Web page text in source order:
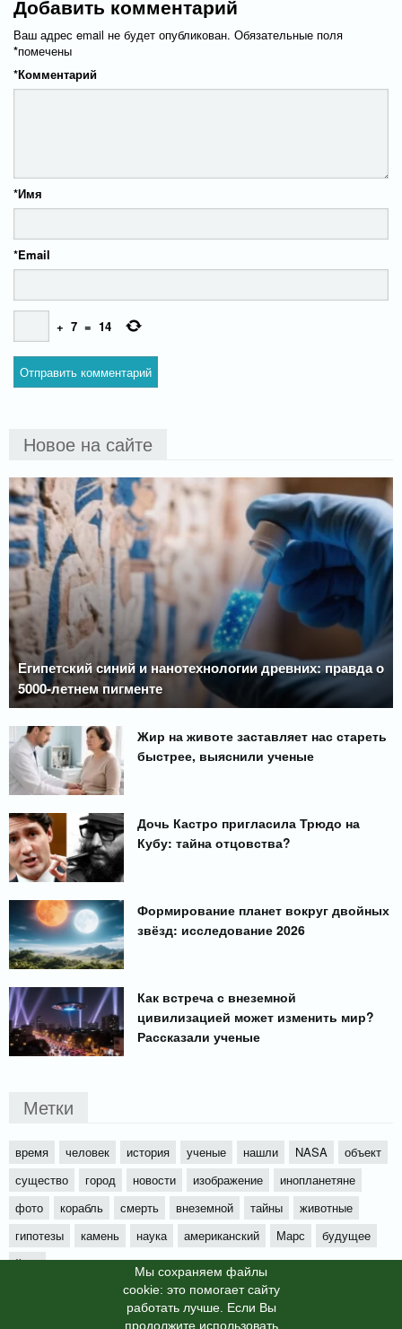
Мы cохраняем файлы
cookie: это помогает сайту
работать лучше. Если Вы
продолжите использовать
Добавить комментарий
Ваш адрес email не будет опубликован. Обязательные поля
помечены
*
Комментарий
*
Имя
*
Email
*
+ 7 = 14
Новое на сайте
Египетский синий и нанотехнологии древних: правда о
5000-летнем пигменте
Жир на животе заставляет нас стареть
быстрее, выяснили ученые
Дочь Кастро пригласила Трюдо на
Кубу: тайна отцовства?
Формирование планет вокруг двойных
звёзд: исследование 2026
Как встреча с внеземной
цивилизацией может изменить мир?
Рассказали ученые
Метки
время человек история ученые нашли NASA
объект
существо
город новости изображение
инопланетяне
фото
корабль смерть внеземной тайны
животные
гипотезы
камень наука американский Марс
будущее
йети